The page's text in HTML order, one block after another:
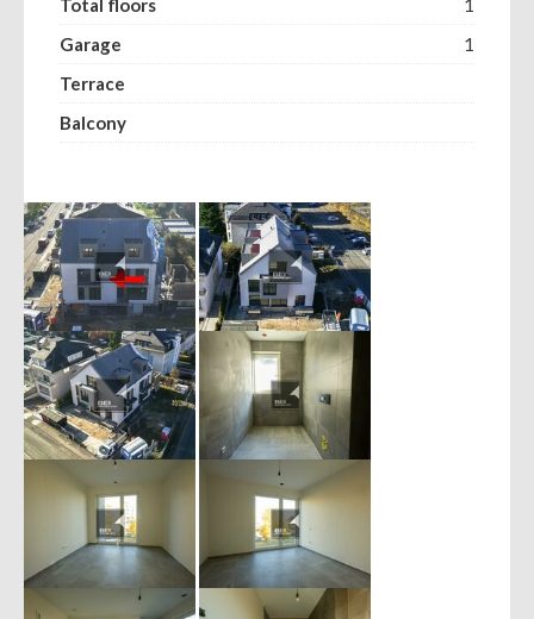
Total floors
1
Garage
1
Terrace
Balcony